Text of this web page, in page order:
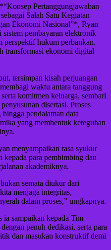
Pertanggungjawaban
Salah Satu Kegiatan
Ekonomi Nasional”*, Ryan
sistem pembayaran elektronik
perspektif hukum perbankan.
transformasi ekonomi digital
tersimpan kisah perjuangan
waktu antara tanggung
komitmen keluarga, sembari
disertasi. Proses
pendalaman data
yang membentuk keteguhan
menyampaikan rasa syukur
kepada para pembimbing dan
akademiknya.
semata diukur dari
menjaga integritas,
dalam proses,” ungkapnya.
ia sampaikan kepada Tim
penuh dedikasi, serta para
dan masukan konstruktif demi